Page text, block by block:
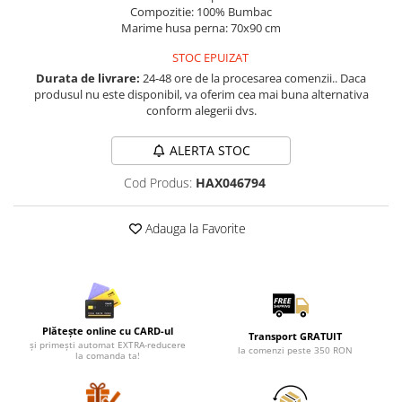
Lenjerii de pat pentru copii
Pijamale de CRACIUN
Pijamale de dama
Halate si pijamale Family
Pijamale de copii
Pijamale BIG SIZE femei
Cadouri ocazii speciale
Tricouri de craciun
Compozitie: 100% Bumbac
Marime husa perna: 70x90 cm
STOC EPUIZAT
Durata de livrare: 24-48 ore de la procesarea comenzii.. Daca
produsul nu este disponibil, va oferim cea mai buna alternativa
conform alegerii dvs.
ALERTA STOC
Cod Produs: HAX046794
Adauga la Favorite
Plătește online cu CARD-ul
și primești automat EXTRA-reducere
la comanda ta!
Transport GRATUIT
la comenzi peste 350 RON